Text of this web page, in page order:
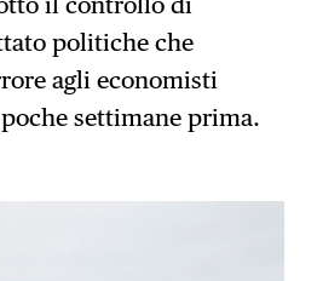
politiche che
agli economisti
settimane prima.